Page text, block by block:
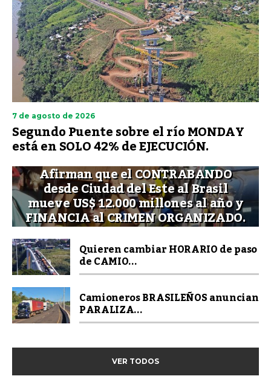
7 de agosto de 2026
Segundo Puente sobre el río MONDAY
está en SOLO 42% de EJECUCIÓN.
Afirman que el CONTRABANDO
desde Ciudad del Este al Brasil
mueve US$ 12.000 millones al año y
FINANCIA al CRIMEN ORGANIZADO.
Quieren cambiar HORARIO de paso
de CAMIO...
Camioneros BRASILEÑOS anuncian
PARALIZA...
VER TODOS